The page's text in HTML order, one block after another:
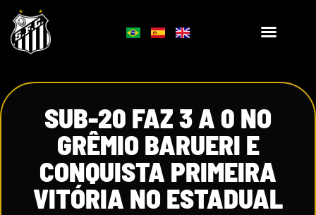
SUB-20 FAZ 3 A 0 NO
GRÊMIO BARUERI E
CONQUISTA PRIMEIRA
VITÓRIA NO ESTADUAL